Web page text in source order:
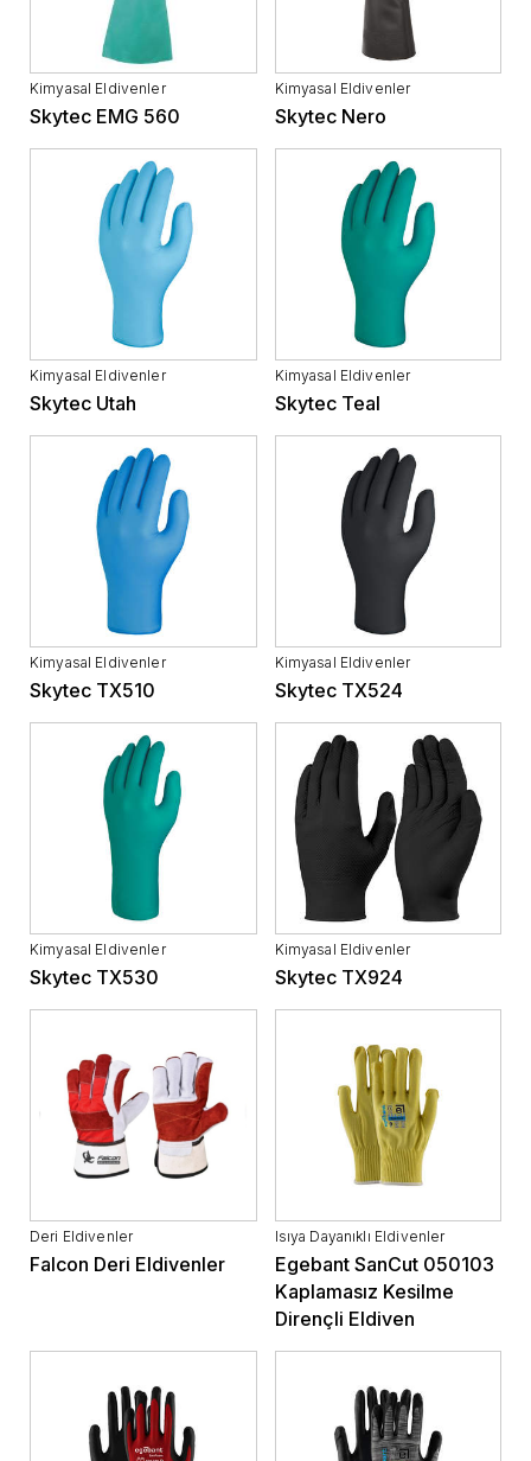
Deri Eldivenler
Falcon Deri Eldivenler
Isıya Dayanıklı Eldivenler
Egebant SanCut 050103
Kaplamasız Kesilme
Dirençli Eldiven
Kimyasal Eldivenler
Skytec EMG 560
Kimyasal Eldivenler
Skytec Nero
Kimyasal Eldivenler
Skytec Utah
Kimyasal Eldivenler
Skytec Teal
Kimyasal Eldivenler
Skytec TX510
Kimyasal Eldivenler
Skytec TX524
Kimyasal Eldivenler
Skytec TX530
Kimyasal Eldivenler
Skytec TX924